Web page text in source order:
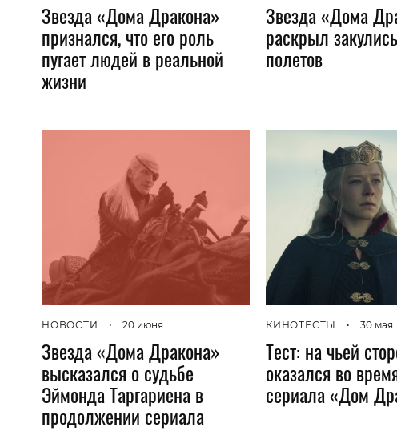
Звезда «Дома Дракона»
признался, что его роль
пугает людей в реальной
жизни
Звезда «Дома
раскрыл
полетов
НОВОСТИ • 20 июня
Звезда «Дома Дракона»
высказался о судьбе
Эймонда Таргариена в
продолжении сериала
КИНОТЕСТЫ • 30 мая
Тест: на чьей
оказался во
сериала «Дом